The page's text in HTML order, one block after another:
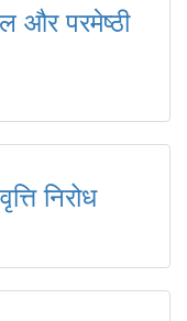
और परमेष्ठी
निरोध